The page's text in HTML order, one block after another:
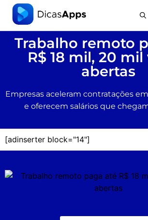
Trabalho remoto
R$ 18 mil, 20 mil
abertas
Empresas aceleram contratações
e oferecem salários que
[adinserter block="14"]